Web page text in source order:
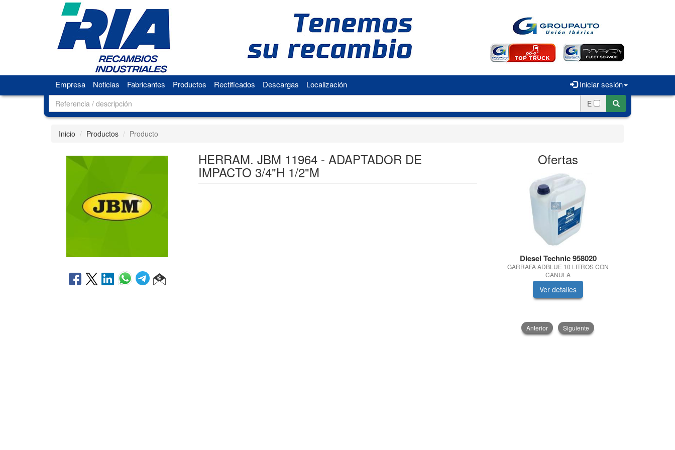
Iniciar sesión
Empresa Noticias Fabricantes Productos Rectificados Descargas Localización
E
Inicio Productos Producto
HERRAM. JBM 11964 - ADAPTADOR DE
IMPACTO 3/4"H 1/2"M
Ofertas
Diesel Technic 958020
GARRAFA ADBLUE 10 LITROS CON
CANULA
Ver detalles
Anterior Siguiente